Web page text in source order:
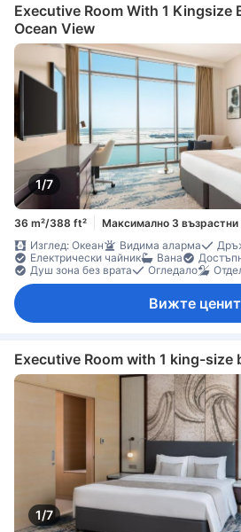
Executive Room With 1 Kingsize
Ocean View
1/7
36 m²/388 ft² Максимално 3 възрастни
Изглед: Океан
Видима аларма
Електрически чайник
Вана
Душ зона без врата
Огледало
Вижте
Executive Room with 1 king-size
1/7